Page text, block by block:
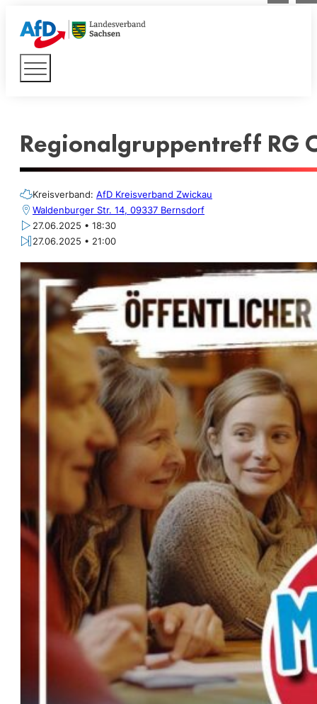
Regionalgruppentreff RG
Kreisverband: AfD Kreisverband Zwickau
Waldenburger Str. 14, 09337 Bernsdorf
27.06.2025 • 18:30
27.06.2025 • 21:00